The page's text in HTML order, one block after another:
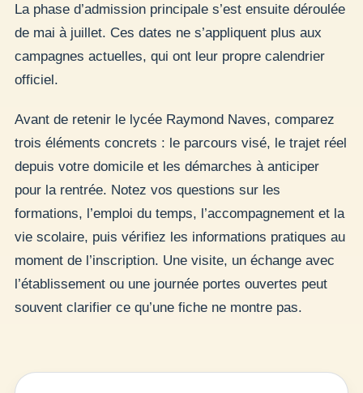
La phase d’admission principale s’est ensuite déroulée
de mai à juillet. Ces dates ne s’appliquent plus aux
campagnes actuelles, qui ont leur propre calendrier
officiel.
Avant de retenir le lycée Raymond Naves, comparez
trois éléments concrets : le parcours visé, le trajet réel
depuis votre domicile et les démarches à anticiper
pour la rentrée. Notez vos questions sur les
formations, l’emploi du temps, l’accompagnement et la
vie scolaire, puis vérifiez les informations pratiques au
moment de l’inscription. Une visite, un échange avec
l’établissement ou une journée portes ouvertes peut
souvent clarifier ce qu’une fiche ne montre pas.